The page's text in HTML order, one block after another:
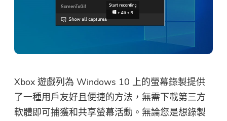
Xbox 遊戲列為 Windows 10 上的螢幕錄製提供
了一種用戶友好且便捷的方法，無需下載第三方
軟體即可捕獲和共享螢幕活動。無論您是想錄製